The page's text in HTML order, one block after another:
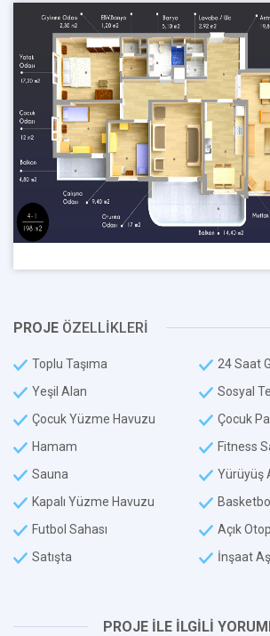
PROJE ÖZELLİKLERİ
Toplu Taşıma
24 Saat
Yeşil Alan
Sosyal
Çocuk Yüzme Havuzu
Çocuk
Hamam
Fitness
Sauna
Yürüyüş
Kapalı Yüzme Havuzu
Futbol Sahası
Açık
Satışta
İnşaat
PROJE İLE İLGİLİ